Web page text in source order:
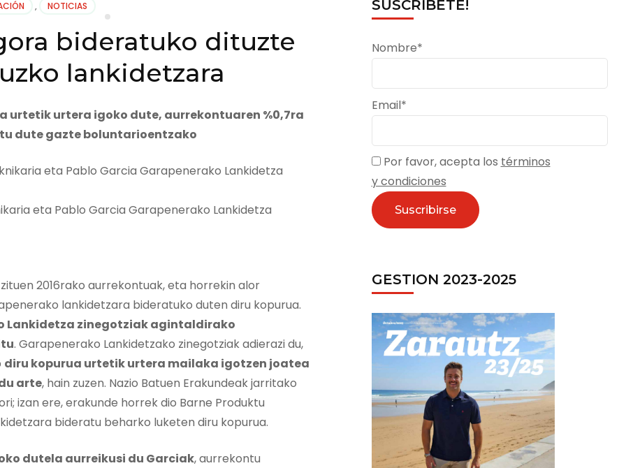
, NOTICIAS
bideratuko dituzte
lankidetzara
urtera igoko dute, aurrekontuaren %0,7ra
dute gazte boluntarioentzako
eta Pablo Garcia Garapenerako Lankidetza
2016rako aurrekontuak, eta horrekin alor
lankidetzara bideratuko duten diru kopurua.
Lankidetza zinegotziak agintaldirako
. Garapenerako Lankidetzako zinegotziak adierazi du,
diru kopurua urtetik urtera mailaka igotzen joatea
arte, hain zuzen. Nazio Batuen Erakundeak jarritako
izan ere, erakunde horrek dio Barne Produktu
bideratu beharko luketen diru kopurua.
dutela aurreikusi du Garciak, aurrekontu
SUSCRÍBETE!
Nombre*
Email*
Por favor, acepta los términos
y condiciones
GESTION 2023-2025